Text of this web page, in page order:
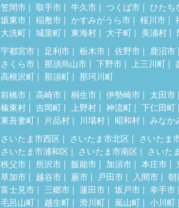
笠間市
取手市 牛久市 つくば市 ひたち
坂東市
稲敷市 かすみがうら市 桜川市
大洗町
城里町 東海村 大子町 美浦村
宇都宮市 足利市 栃木市 佐野市 鹿沼市
さくら市
那須烏山市 下野市 上三川町
高根沢町
那須町 那珂川町
前橋市 高崎市 桐生市 伊勢崎市 太田市
榛東村
吉岡町 上野村 神流町 下仁田町
東吾妻町
片品村 川場村 昭和村 みなか
さいたま市西区 さいたま市北区 さいたま
さいたま市浦和区
さいたま市南区 さいた
秩父市
所沢市 飯能市 加須市 本庄市
草加市
越谷市 蕨市 戸田市 入間市 朝
富士見市
三郷市 蓮田市 坂戸市 幸手市
毛呂山町
越生町 滑川町 嵐山町 小川町